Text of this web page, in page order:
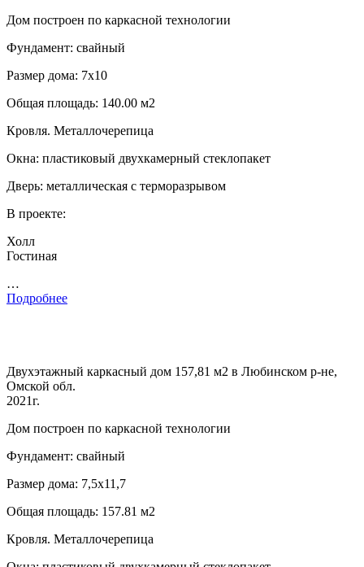
Дом построен по каркасной технологии
Фундамент: свайный
Размер дома: 7х10
Общая площадь: 140.00 м2
Кровля. Металлочерепица
Окна: пластиковый двухкамерный стеклопакет
Дверь: металлическая с терморазрывом
В проекте:
Холл
Гостиная
…
Подробнее
Двухэтажный каркасный дом 157,81 м2 в Любинском р-не,
Омской обл.
2021г.
Дом построен по каркасной технологии
Фундамент: свайный
Размер дома: 7,5х11,7
Общая площадь: 157.81 м2
Кровля. Металлочерепица